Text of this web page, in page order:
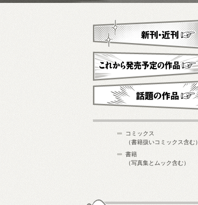
新刊・近刊
これから発売予定
コミックス
（書籍扱いコミックス含む）
書籍
（写真集とムック含む）